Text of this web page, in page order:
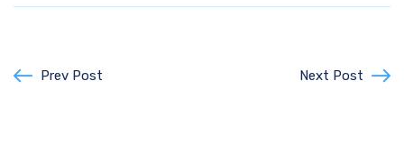
Prev Post Next Post